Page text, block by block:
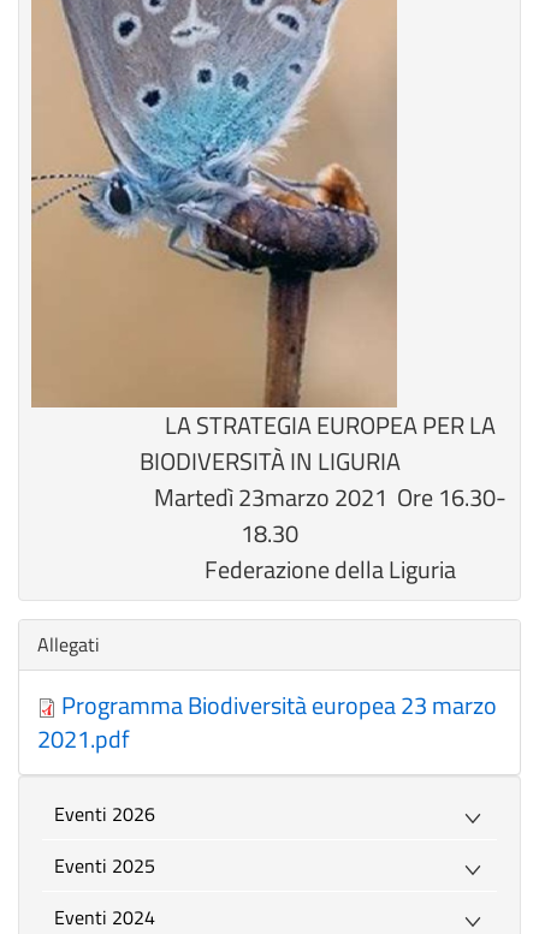
LA STRATEGIA EUROPEA PER LA
BIODIVERSITÀ IN LIGURIA
Martedì 23marzo 2021 Ore 16.30-
18.30
Federazione della Liguria
Nascondi
Allegati
Programma Biodiversità europea 23 marzo
2021.pdf
Eventi 2026
Eventi 2025
Eventi 2024